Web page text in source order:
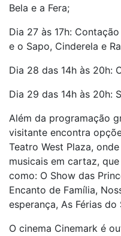
Bela e a Fera;
Dia 27 às 17h:
e o Sapo, Cinderela e
Dia 28 das 14h às 20h:
Dia 29 das 14h às 20h:
Além da programação
visitante encontra
Teatro West Plaza,
musicais em cartaz,
como: O Show das
Encanto de Família,
esperança, As Férias
O cinema Cinemark é